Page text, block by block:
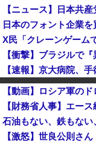
【ニュース】日本共
【衝撃】ブラジルで